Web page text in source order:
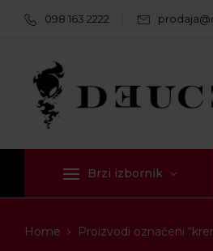
098 163 2222
Brzi izbornik
Home Proizvodi označeni